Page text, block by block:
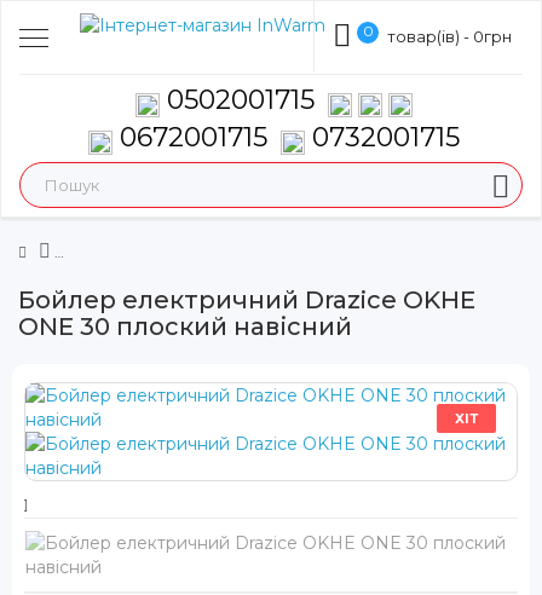
0 товар(ів) - 0грн
0502001715
0672001715
0732001715
Бойлер електричний Drazice OKHE
ONE 30 плоский навісний
ХІТ